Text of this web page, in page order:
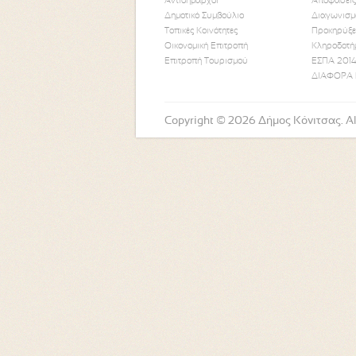
Δημοτικό Συμβούλιο
Τοπικές Κοινότητες
Οικονομική Επιτροπή
Επιτροπή Τουρισμού
ΕΣΠΑ
ΔΙΑΦΟΡΑ
Copyright © 2026 Δήμος Κόνιτσας.